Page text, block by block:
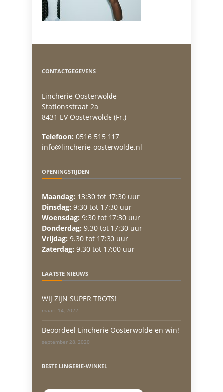
CONTACTGEGEVENS
Lincherie Oosterwolde
Stationsstraat 2a
8431 EV Oosterwolde (Fr.)
Telefoon: 0516 515 117
info@lincherie-oosterwolde.nl
OPENINGSTIJDEN
Maandag: 13:30 tot 17:30 uur
Dinsdag: 9:30 tot 17:30 uur
Woensdag: 9:30 tot 17:30 uur
Donderdag: 9.30 tot 17:30 uur
Vrijdag: 9.30 tot 17:30 uur
Zaterdag: 9.30 tot 17:00 uur
LAATSTE NIEUWS
WIJ ZIJN SUPER TROTS!
maart 14, 2022
Beoordeel Lincherie Oosterwolde en win!
september 28, 2020
BESTE LINGERIE-WINKEL